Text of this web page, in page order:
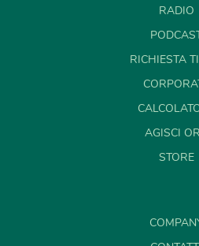
RADIO
RICHIESTA
AGISCI
STORE